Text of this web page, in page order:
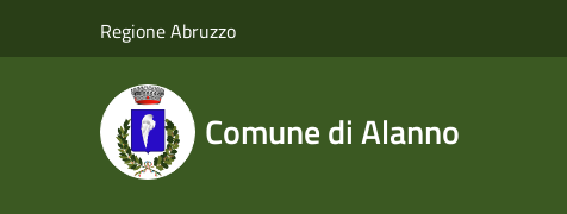
Regione Abruzzo
Comune di Alanno